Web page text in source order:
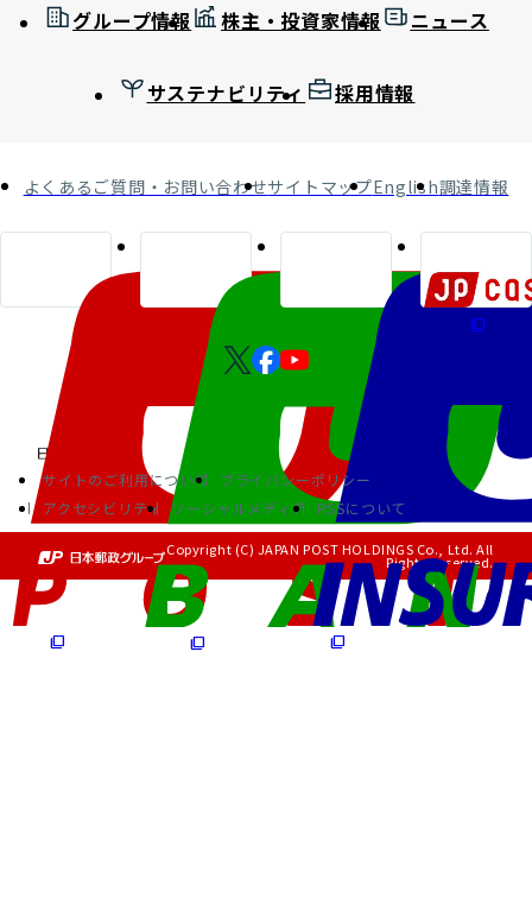
グループ情報 株主・投資家情報 ニュース
サステナビリティ 採用情報
よくあるご質問・お問い合わせサイトマップEnglish調達情報
サイトのご利用について
プライバシーポリシー
アクセシビリティ
ソーシャルメディア RSSについて
Copyright (C) JAPAN POST HOLDINGS Co., Ltd. All
Rights Reserved.